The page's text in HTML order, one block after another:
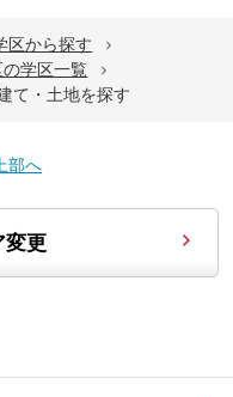
区から探す
学区一覧
て・土地を探す
部へ
変更